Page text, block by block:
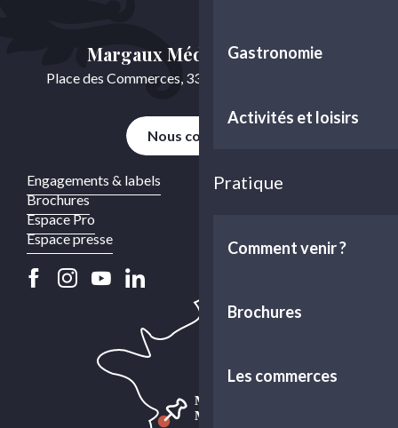
Gastronomie
Activités et loisirs
Pratique
Comment venir ?
Brochures
Les commerces
Engagements & labels
Brochures
Espace Pro
Espace presse
Margaux Médoc Tourisme
Place des Commerces, 33460 Cussac-Fort-Médoc
Nous contacter